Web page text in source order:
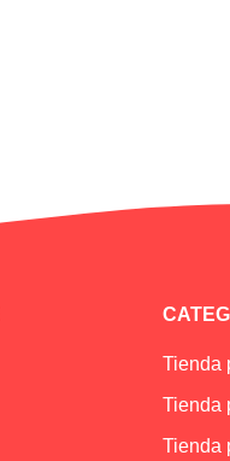
Tienda
Tienda
Tienda